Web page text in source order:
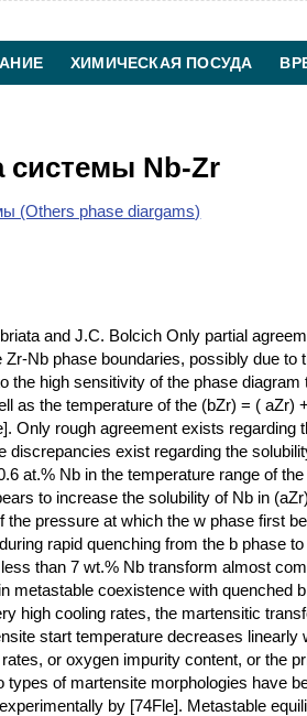
ХИМИЧЕСКАЯ ПОСУДА
системы Nb-Zr
(Others phase diargams)
and J.C. Bolcich Only partial
Nb phase boundaries, possibly due to
the high sensitivity of the phase diagram
as the temperature of the (bZr) = ( aZr)
Only rough agreement exists regarding
discrepancies exist regarding the
at.% Nb in the temperature range of
to increase the solubility of Nb in
the pressure at which the w phase first
rapid quenching from the b phase
than 7 wt.% Nb transform almost
metastable coexistence with quenched
high cooling rates, the martensitic
start temperature decreases linearly
or oxygen impurity content, or the
of martensite morphologies have
by [74Fle]. Metastable